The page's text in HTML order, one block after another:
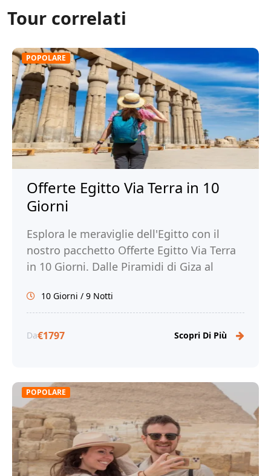
Tour correlati
POPOLARE
Offerte Egitto Via Terra in 10
Giorni
Esplora le meraviglie dell'Egitto con il
nostro pacchetto Offerte Egitto Via Terra
in 10 Giorni. Dalle Piramidi di Giza al
bellezza dell'Egitto. Prenota la tua
avventura con Tour Egitto!
10 Giorni / 9 Notti
Da€1797 Scopri Di Più
POPOLARE